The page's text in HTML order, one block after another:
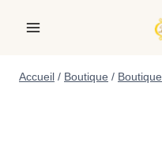
Accueil / Boutique / Boutique